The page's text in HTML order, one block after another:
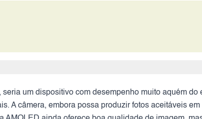
um dispositivo com desempenho muito aquém
A câmera, embora possa produzir fotos aceitáveis